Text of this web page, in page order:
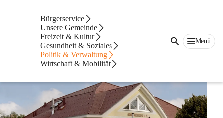
Bürgerservice
Unsere Gemeinde
Freizeit & Kultur
Gesundheit & Soziales
Politik & Verwaltung
Wirtschaft & Mobilität
Menü
Gemeindeamt